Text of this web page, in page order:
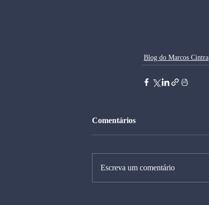
Blog do Marcos Cintra
Comentários
Escreva um comentário